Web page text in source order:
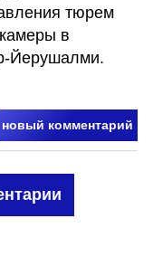
тюрем
в
Йерушалми.
новый комментарий